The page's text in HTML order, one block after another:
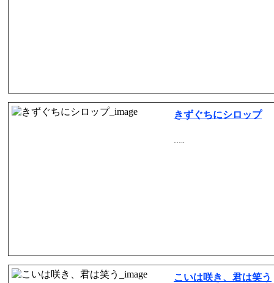
きずぐちにシロップ
…..
こいは咲き、君は笑う